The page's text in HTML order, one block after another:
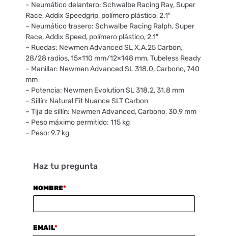
– Neumático delantero: Schwalbe Racing Ray, Super
Race, Addix Speedgrip, polímero plástico, 2.1″
– Neumático trasero: Schwalbe Racing Ralph, Super
Race, Addix Speed, polímero plástico, 2.1″
– Ruedas: Newmen Advanced SL X.A.25 Carbon,
28/28 radios, 15×110 mm/12×148 mm, Tubeless Ready
– Manillar: Newmen Advanced SL 318.0, Carbono, 740
mm
– Potencia: Newmen Evolution SL 318.2, 31.8 mm
– Sillín: Natural Fit Nuance SLT Carbon
– Tija de sillín: Newmen Advanced, Carbono, 30.9 mm
– Peso máximo permitido: 115 kg
– Peso: 9.7 kg
Haz tu pregunta
NOMBRE*
EMAIL*